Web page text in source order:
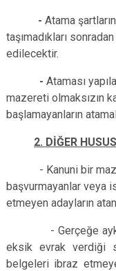
- Atama
taşımadıkları
edilecektir.
- Ataması
mazereti olmaksızın
başlamayanların
2. DİĞER
- Kanuni bir
başvurmayanlar veya
etmeyen adayların
- Gerçeğe aykırı
eksik evrak verdiği
belgeleri ibraz